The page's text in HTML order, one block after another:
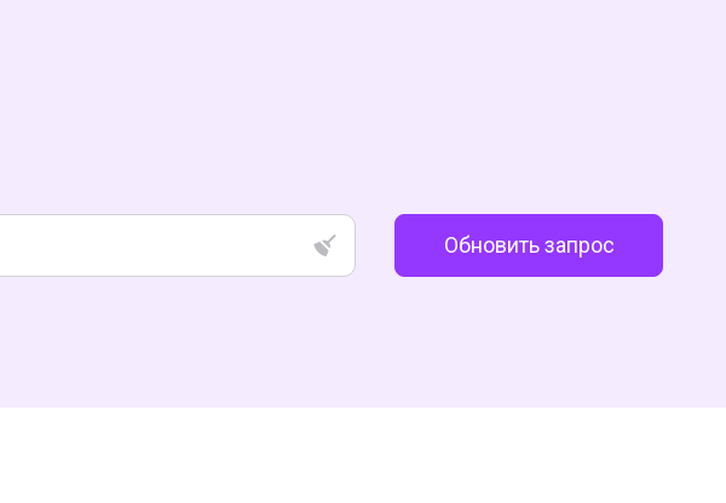
Обновить запрос